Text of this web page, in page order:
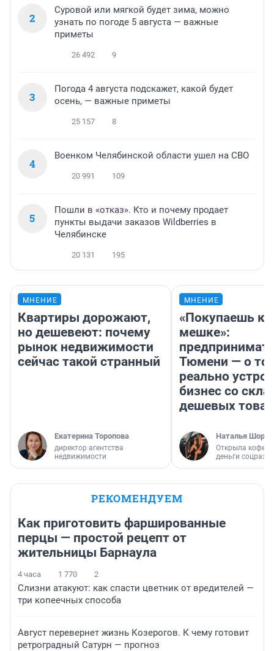
2
Суровой или мягкой будет зима, можно
узнать по погоде 5 августа — важные
приметы
26 492 9
3
Погода 4 августа подскажет, какой будет
осень, — важные приметы
25 157 8
4
Военком Челябинской области ушел на СВО
20 991 109
5
Пошли в «отказ». Кто и почему продает
пункты выдачи заказов Wildberries в
Челябинске
20 131 195
МНЕНИЕ
Квартиры дорожают,
но дешевеют: почему
рынок недвижимости
сейчас такой странный
Екатерина Торопова
директор агентства
недвижимости
МНЕНИЕ
«Покупаешь
мешке»:
Тюмени — о
реально
бизнес со
дешевых
Наталья
Открыла
деньги
РЕКОМЕНДУЕМ
Как приготовить фаршированные
перцы — простой рецепт от
жительницы Барнаула
4 часа 1 770 2
Слизни атакуют: как спасти цветник от вредителей —
три копеечных способа
Август перевернет жизнь Козерогов. К чему готовит
ретроградный Сатурн — прогноз